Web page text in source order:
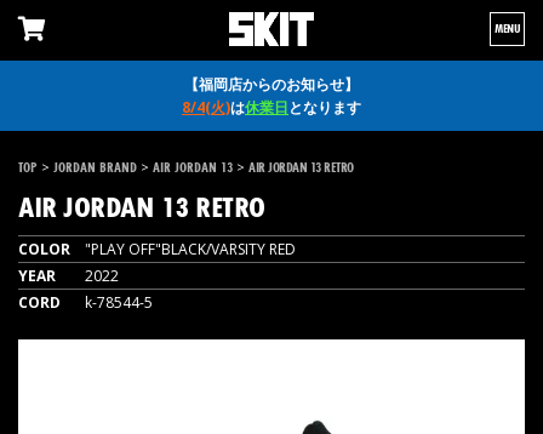
【福岡店からのお知らせ】
8/4(火)は休業日となります
MENU
TOP > JORDAN BRAND > AIR JORDAN 13 > AIR JORDAN 13 RETRO
AIR JORDAN 13 RETRO
COLOR
"PLAY OFF"BLACK/VARSITY RED
YEAR
2022
CORD
k-78544-5